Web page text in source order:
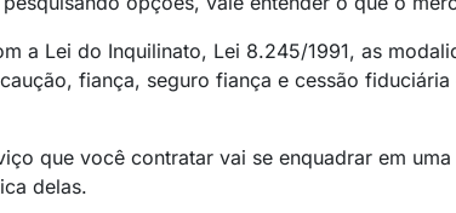
a Lei do Inquilinato, Lei 8.245/1991, as
fiança, seguro fiança e cessão
que você contratar vai se enquadrar em
delas.